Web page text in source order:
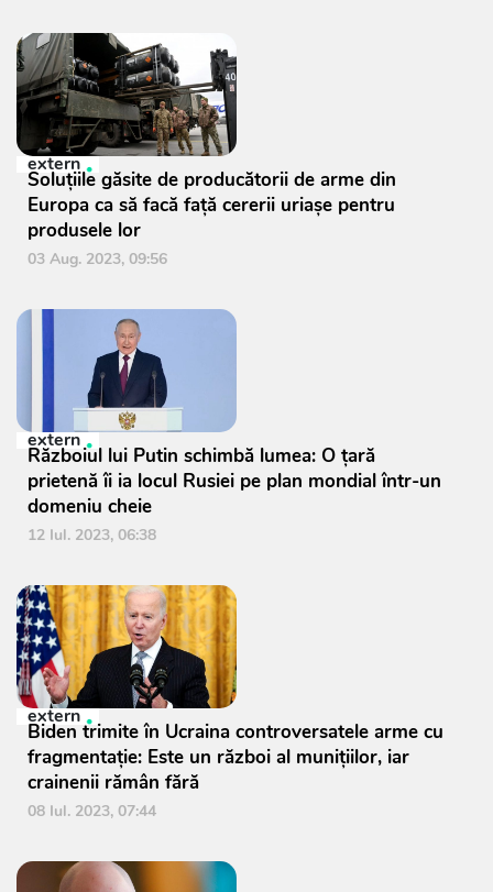
extern
Soluțiile găsite de producătorii de arme din
Europa ca să facă față cererii uriașe pentru
produsele lor
03 Aug. 2023, 09:56
extern
Războiul lui Putin schimbă lumea: O țară
prietenă îi ia locul Rusiei pe plan mondial într-un
domeniu cheie
12 Iul. 2023, 06:38
extern
Biden trimite în Ucraina controversatele arme cu
fragmentaţie: Este un război al muniţiilor, iar
crainenii rămân fără
08 Iul. 2023, 07:44